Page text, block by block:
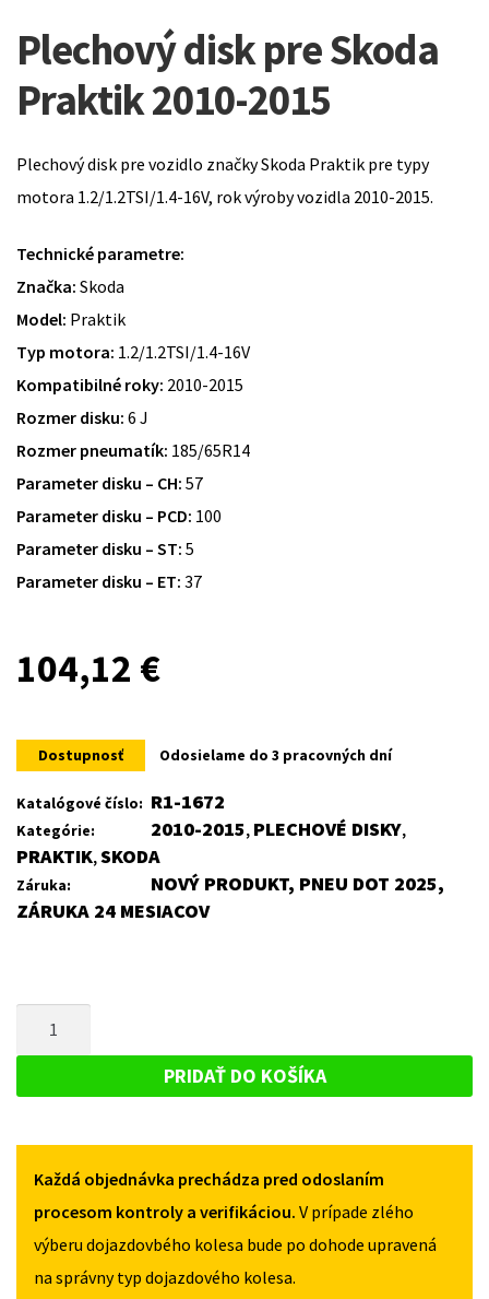
Plechový disk pre Skoda
Praktik 2010-2015
Plechový disk pre vozidlo značky Skoda Praktik pre typy
motora 1.2/1.2TSI/1.4-16V, rok výroby vozidla 2010-2015.
Technické parametre:
Značka: Skoda
Model: Praktik
Typ motora: 1.2/1.2TSI/1.4-16V
Kompatibilné roky: 2010-2015
Rozmer disku: 6 J
Rozmer pneumatík: 185/65R14
Parameter disku – CH: 57
Parameter disku – PCD: 100
Parameter disku – ST: 5
Parameter disku – ET: 37
104,12 €
Dostupnosť Odosielame do 3 pracovných dní
Katalógové číslo: R1-1672
Kategórie: 2010-2015, PLECHOVÉ DISKY,
PRAKTIK,SKODA
Záruka:
NOVÝ PRODUKT, PNEU DOT 2025,
ZÁRUKA 24 MESIACOV
PRE
2010-
2015
PRIDAŤ DO KOŠÍKA
Každá objednávka prechádza pred odoslaním
procesom kontroly a verifikáciou. V prípade zlého
výberu dojazdovbého kolesa bude po dohode upravená
na správny typ dojazdového kolesa.